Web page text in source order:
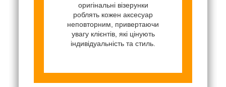
оригінальні візерунки
роблять кожен аксесуар
неповторним, привертаючи
увагу клієнтів, які цінують
індивідуальність та стиль.